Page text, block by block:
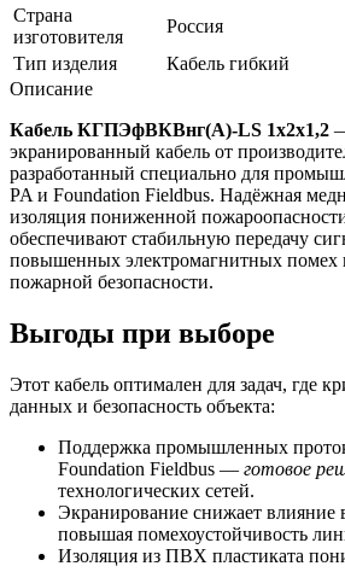
Страна
изготовителя
Россия
Тип изделия
Кабель гибкий
Описание
Кабель КГПЭфВКВнг(А)-LS 1х2х1,2
экранированный кабель от
разработанный специально для
PA и Foundation Fieldbus. Надёжная
изоляция пониженной
обеспечивают стабильную передачу
повышенных электромагнитных помех
пожарной безопасности.
Выгоды при выборе
Этот кабель оптимален для задач, где
данных и безопасность объекта:
Поддержка промышленных
Foundation Fieldbus — готовое
технологических сетей.
Экранирование снижает
повышая помехоустойчивость
Изоляция из ПВХ пластиката